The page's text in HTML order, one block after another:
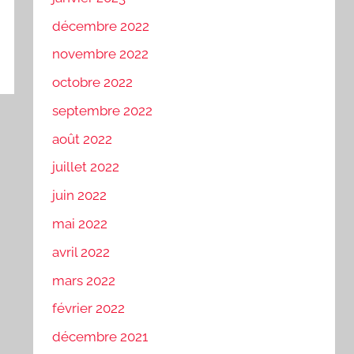
décembre 2022
novembre 2022
octobre 2022
septembre 2022
août 2022
juillet 2022
juin 2022
mai 2022
avril 2022
mars 2022
février 2022
décembre 2021